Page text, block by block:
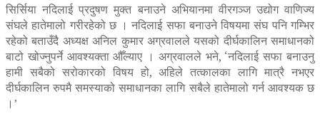
सिर्सिया नदिलाई प्रदुषण मुक्त बनाउने अभियानमा वीरगञ्ज उद्योग वाणिज्य
संघले हातेमालो गरीरहेको छ । नदिलाई सफा बनाउने विषयमा संघ पनि गम्भिर
रहेको बताउँदै अध्यक्ष अनिल कुमार अग्रवालले यसको दीर्घकालिन समाधानको
बाटो खोज्नुपर्ने आवश्यक्ता औँल्याए । अग्रवालले भने, ‘नदिलाई सफा बनाउनु
हामी सबैको सरोकारको विषय हो, अहिले तत्कालका लागि मात्रै नभएर
दीर्घकालिन रुपमै समस्याको समाधानका लागि सबैले हातेमालो गर्न आवश्यक छ
।’